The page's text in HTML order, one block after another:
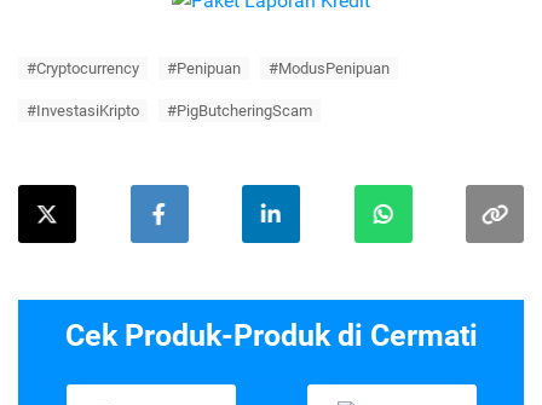
#Cryptocurrency #Penipuan #ModusPenipuan
#InvestasiKripto #PigButcheringScam
Cek Produk-Produk di Cermati